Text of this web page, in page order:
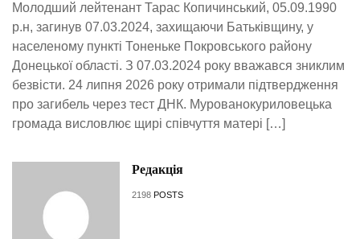
Молодший лейтенант Тарас Копичинський, 05.09.1990
р.н, загинув 07.03.2024, захищаючи Батьківщину, у
населеному пункті Тоненьке Покровського району
Донецької області. З 07.03.2024 року вважався зниклим
безвісти. 24 липня 2026 року отримали підтвердження
про загибель через тест ДНК. Мурованокуриловецька
громада висловлює щирі співчуття матері […]
Редакція
2198 POSTS